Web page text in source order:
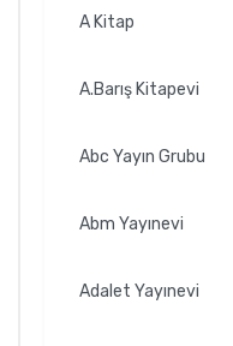
A Kitap
A.Barış Kitapevi
Abc Yayın Grubu
Abm Yayınevi
Adalet Yayınevi